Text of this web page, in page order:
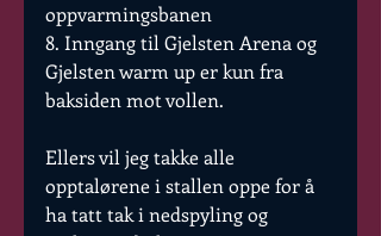
oppvarmingsbanen
8. Inngang til Gjelsten Arena og
Gjelsten warm up er kun fra
baksiden mot vollen.
Ellers vil jeg takke alle
opptalørene i stallen oppe for å
ha tatt tak i nedspyling og